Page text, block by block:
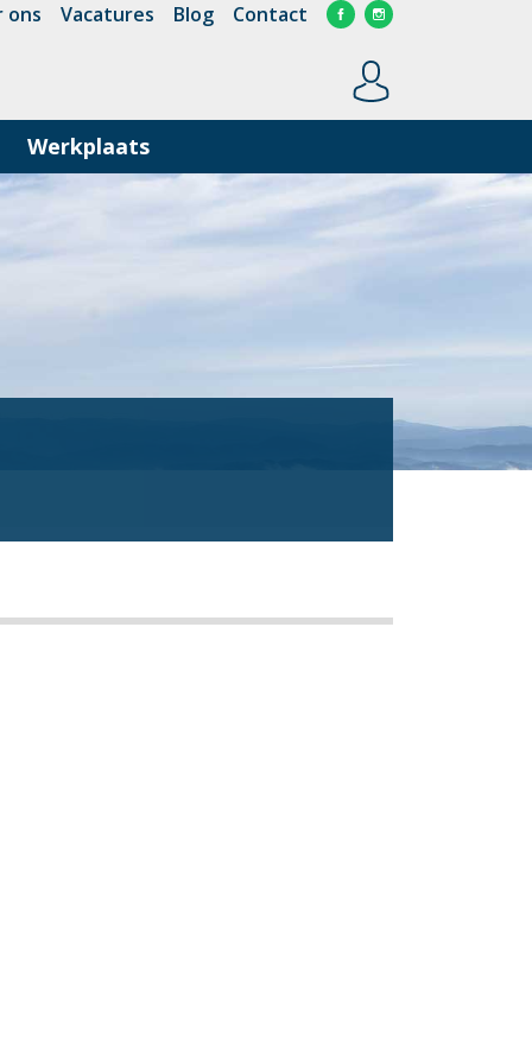
ons Vacatures Blog Contact
Werkplaats